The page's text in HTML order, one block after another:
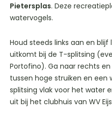
Pietersplas. Deze
watervogels.
Houd steeds links aan en
uitkomt bij de T-splitsing
Portofino). Ga naar rechts
tussen hoge struiken en een
splitsing vlak voor het water
uit bij het clubhuis van WV